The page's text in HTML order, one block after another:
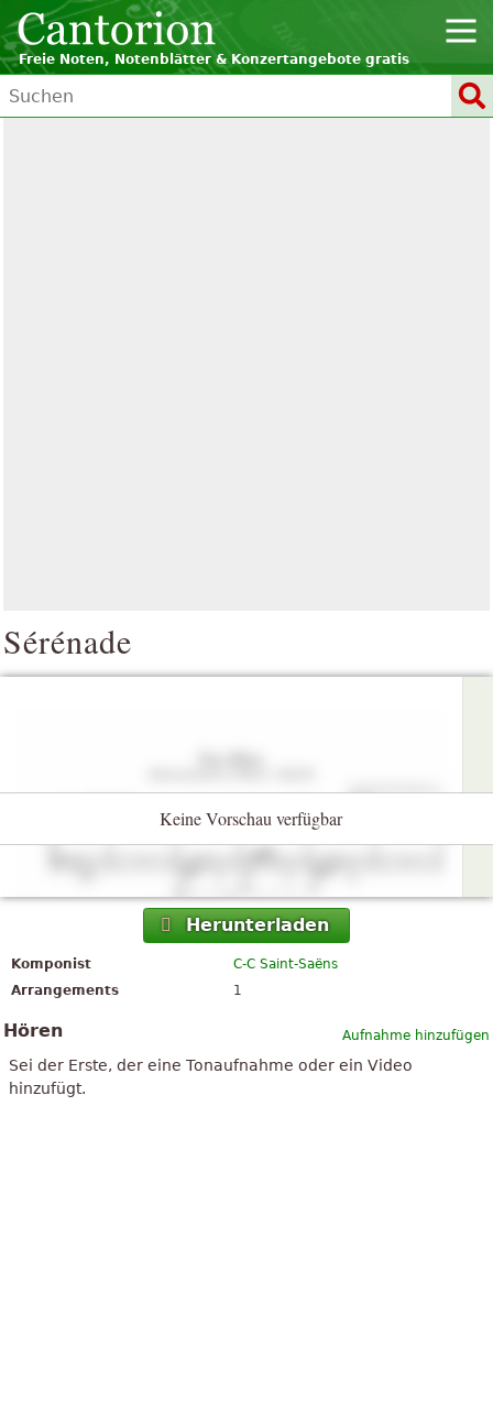
Freie Noten, Notenblätter & Konzertangebote gratis
Sérénade
Keine Vorschau verfügbar
Herunterladen
Komponist
C-C Saint-Saëns
Arrangements
1
Aufnahme hinzufügen
Hören
Sei der Erste, der eine Tonaufnahme oder ein Video
hinzufügt.